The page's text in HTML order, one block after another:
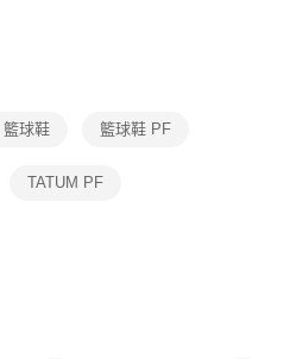
付 」之結帳頁面顯示為準，若有關於
等相關疑問，請聯繫「AFTEE先享後付
support/home
供之「AFTEE先享後付」服務完成之交
以下網址：
籃球鞋 籃球鞋 PF
TATUM PF